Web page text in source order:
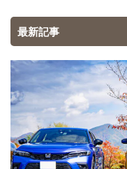
最新記事